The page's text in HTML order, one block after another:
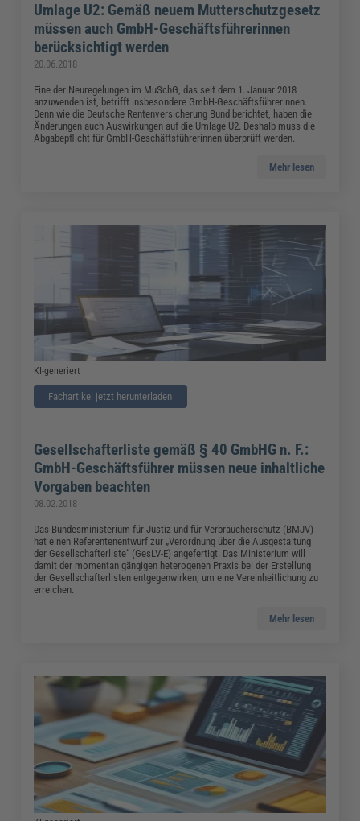
Umlage U2: Gemäß neuem Mutterschutzgesetz
müssen auch GmbH-Geschäftsführerinnen
berücksichtigt werden
20.06.2018
Eine der Neuregelungen im MuSchG, das seit dem 1. Januar 2018
anzuwenden ist, betrifft insbesondere GmbH-Geschäftsführerinnen.
Denn wie die Deutsche Rentenversicherung Bund berichtet, haben die
Änderungen auch Auswirkungen auf die Umlage U2. Deshalb muss die
Abgabepflicht für GmbH-Geschäftsführerinnen überprüft werden.
Mehr lesen
KI-generiert
Fachartikel jetzt herunterladen
Gesellschafterliste gemäß § 40 GmbHG n. F.:
GmbH-Geschäftsführer müssen neue inhaltliche
Vorgaben beachten
08.02.2018
Das Bundesministerium für Justiz und für Verbraucherschutz (BMJV)
hat einen Referentenentwurf zur „Verordnung über die Ausgestaltung
der Gesellschafterliste“ (GesLV-E) angefertigt. Das Ministerium will
damit der momentan gängigen heterogenen Praxis bei der Erstellung
der Gesellschafterlisten entgegenwirken, um eine Vereinheitlichung zu
erreichen.
Mehr lesen